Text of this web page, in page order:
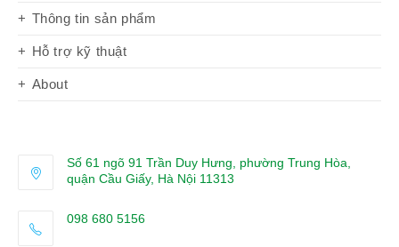
Thông tin sản phẩm
Hỗ trợ kỹ thuật
About
Số 61 ngõ 91 Trần Duy Hưng, phường Trung Hòa,
quận Cầu Giấy, Hà Nội 11313
098 680 5156